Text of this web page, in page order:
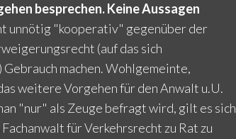
besprechen. Keine Aussagen
unnötig "kooperativ" gegenüber der
(auf das sich
machen. Wohlgemeinte,
weitere Vorgehen für den Anwalt u.U.
"nur" als Zeuge befragt wird, gilt es sich
für Verkehrsrecht zu Rat zu